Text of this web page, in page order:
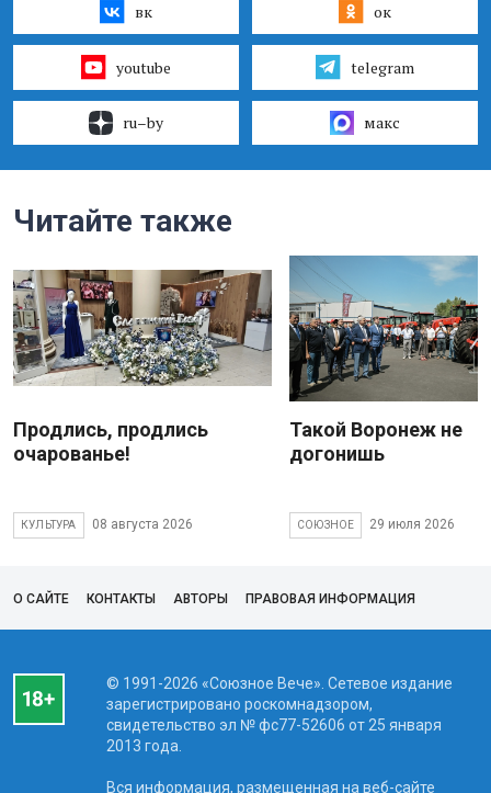
вк ок
youtube telegram
ru–by макс
Читайте также
Продлись, продлись
очарованье!
КУЛЬТУРА 08 августа 2026
Такой Воронеж не
догонишь
СОЮЗНОЕ 29 июля 2026
О САЙТЕ КОНТАКТЫ АВТОРЫ ПРАВОВАЯ ИНФОРМАЦИЯ
© 1991-2026 «Союзное Вече». Сетевое издание
зарегистрировано роскомнадзором,
свидетельство эл № фc77-52606 от 25 января
2013 года.
Вся информация, размещенная на веб-сайте